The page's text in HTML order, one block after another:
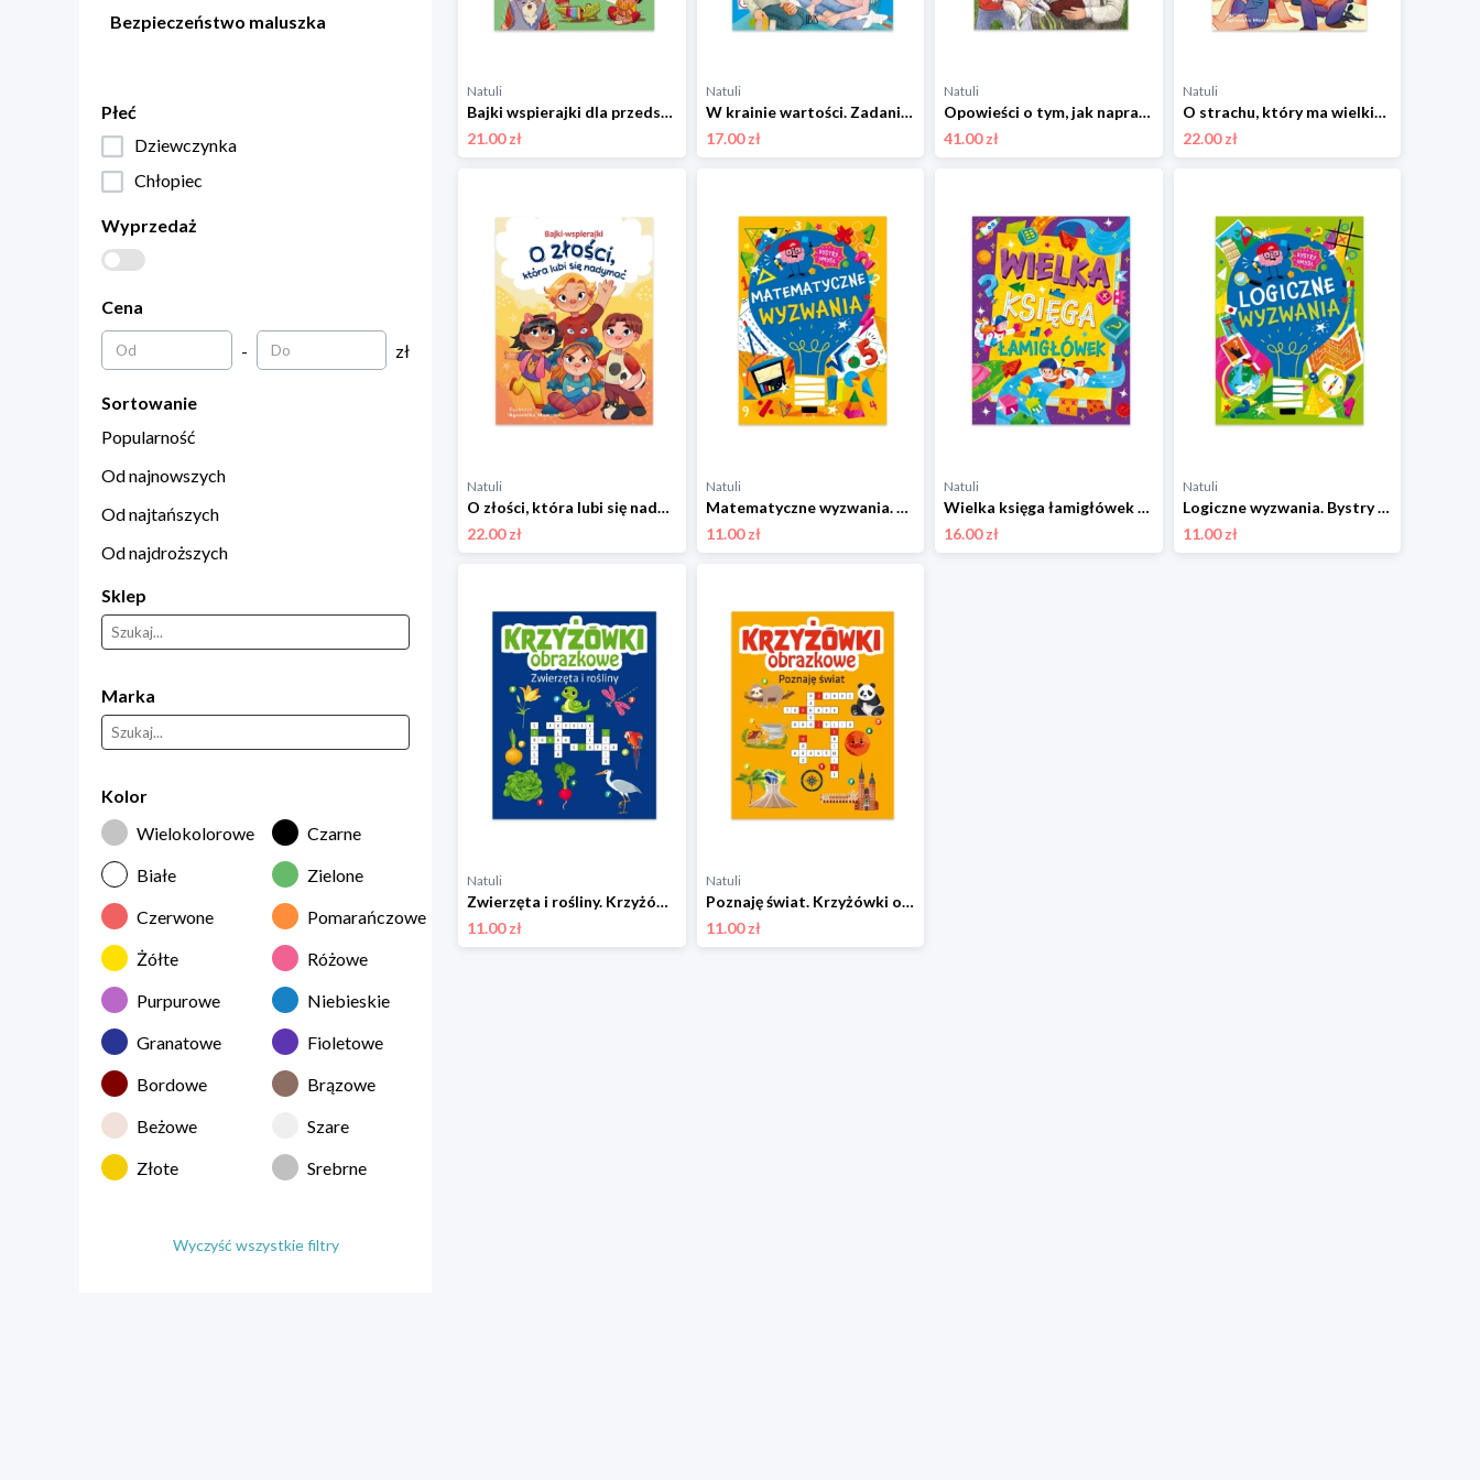
Bezpieczeństwo maluszka
Płeć
Dziewczynka
Chłopiec
Wyprzedaż
Cena
- zł
Sortowanie
Popularność
Od najnowszych
Od najtańszych
Od najdroższych
Sklep
Marka
Kolor
Wielokolorowe
Czarne
Białe
Zielone
Czerwone
Pomarańczowe
Żółte
Różowe
Purpurowe
Niebieskie
Granatowe
Fioletowe
Bordowe
Brązowe
Beżowe
Szare
Złote
Srebrne
Wyczyść wszystkie filtry
Natuli
Bajki wspierajki dla przedszkolaków Ibis
21.00 zł
Natuli
W krainie wartości. Zadania do rozkminiania Ibis
17.00 zł
Natuli
Opowieści o tym, jak naprawiać świat. Inspirowane Januszem Korczakiem Ibis
41.00 zł
Natuli
O strachu, który ma wielkie oczy. Bajki-wspierajki Ibis
22.00 zł
Natuli
O złości, która lubi się nadymać. Bajki-wspierajki Ibis
22.00 zł
Natuli
Matematyczne wyzwania. Bystry umysł Ibis
11.00 zł
Natuli
Wielka księga łamigłówek Ibis
16.00 zł
Natuli
Logiczne wyzwania. Bystry umysł Ibis
11.00 zł
Natuli
Zwierzęta i rośliny. Krzyżówki obrazkowe Ibis
11.00 zł
Natuli
Poznaję świat. Krzyżówki obrazkowe Ibis
11.00 zł